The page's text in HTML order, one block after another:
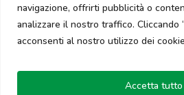
navigazione, offrirti pubblicità o
analizzare il nostro traffico. Cliccando
acconsenti al nostro utilizzo dei
Accetta tutto
Copyright © 2022-2025
Tutti i diritti sono riservati. È
Sito web realizzato con 🧡 da: